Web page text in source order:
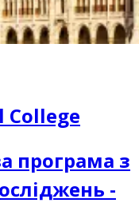
програма з
-